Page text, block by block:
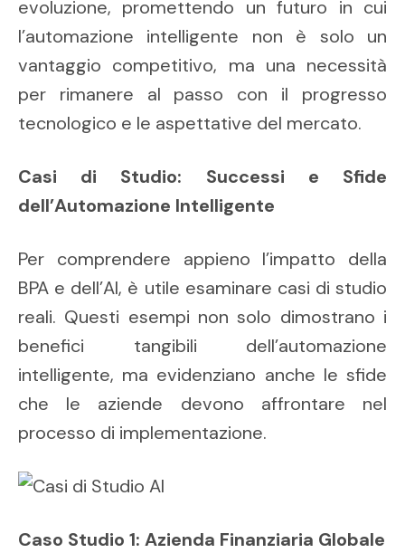
evoluzione, promettendo un futuro in cui
l’automazione intelligente non è solo un
vantaggio competitivo, ma una necessità
per rimanere al passo con il progresso
tecnologico e le aspettative del mercato.
Casi di Studio: Successi e Sfide
dell’Automazione Intelligente
Per comprendere appieno l’impatto della
BPA e dell’AI, è utile esaminare casi di studio
reali. Questi esempi non solo dimostrano i
benefici tangibili dell’automazione
intelligente, ma evidenziano anche le sfide
che le aziende devono affrontare nel
processo di implementazione.
Caso Studio 1: Azienda Finanziaria Globale